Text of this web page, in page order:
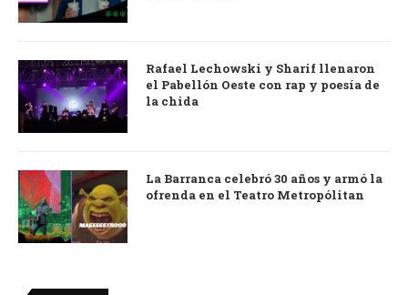
Rafael Lechowski y Sharif llenaron
el Pabellón Oeste con rap y poesía de
la chida
La Barranca celebró 30 años y armó la
ofrenda en el Teatro Metropólitan